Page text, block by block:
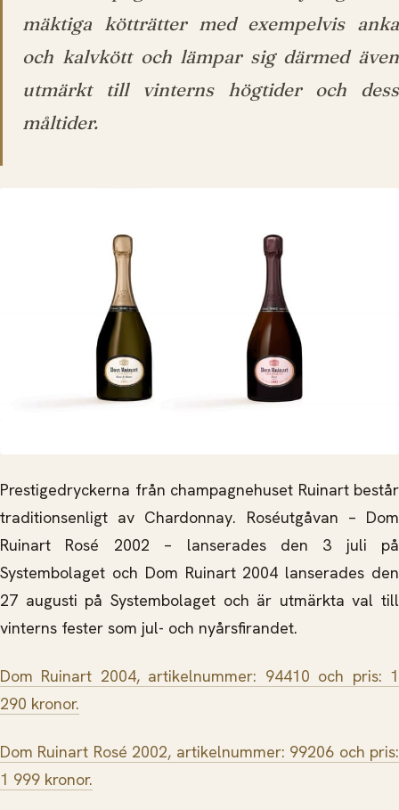
mäktiga kötträtter med exempelvis anka
och kalvkött och lämpar sig därmed även
utmärkt till vinterns högtider och dess
måltider.
Prestigedryckerna från champagnehuset Ruinart består
traditionsenligt av Chardonnay. Roséutgåvan – Dom
Ruinart Rosé 2002 – lanserades den 3 juli på
Systembolaget och Dom Ruinart 2004 lanserades den
27 augusti på Systembolaget och är utmärkta val till
vinterns fester som jul- och nyårsfirandet.
Dom Ruinart 2004, artikelnummer: 94410 och pris: 1
290 kronor.
Dom Ruinart Rosé 2002, artikelnummer: 99206 och pris:
1 999 kronor.